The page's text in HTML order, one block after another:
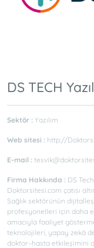
DS TECH
Sektör : Yazılım
Web sitesi : http://
E-mail :
Firma Hakkında : DS
Doktorsitesi.com çatısı
Sağlık sektörünün
profesyonelleri için daha
amacıyla faaliyet
teknolojileri, yapay zekâ
doktor–hasta etkileşimini